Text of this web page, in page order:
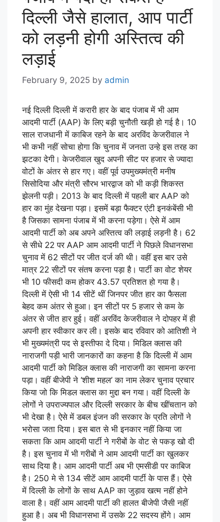
दिल्ली जैसे हालात, आप पार्टी
को लड़नी होगी अस्तित्व की
लड़ाई
February 9, 2025 by admin
नई दिल्ली दिल्ली में करारी हार के बाद पंजाब में भी आम
आदमी पार्टी (AAP) के लिए बड़ी चुनौती खड़ी हो गई है। 10
साल राजधानी में काबिज रहने के बाद अरविंद केजरीवाल ने
भी कभी नहीं सोचा होगा कि चुनाव में जनता उन्हे इस तरह का
झटका देगी। केजरीवाल खुद अपनी सीट पर हजार से ज्यादा
वोटों के अंतर से हार गए। वहीं पूर्व उपमुख्यमंत्री मनीष
सिसोदिया और मंत्री सौरभ भारद्वाज को भी कड़ी शिकस्त
झेलनी पड़ी। 2013 के बाद दिल्ली में पहली बार AAP को
हार का मुंह देखना पड़ा। इसमें बड़ा फैक्टर एंटी इनकंबेंसी भी
है जिसका सामना पंजाब में भी करना पड़ेगा। ऐसे में आम
आदमी पार्टी को अब अपने अस्तित्व की लड़ाई लड़नी है। 62
से सीधे 22 पर AAP आम आदमी पार्टी ने पिछले विधानसभा
चुनाव में 62 सीटों पर जीत दर्ज की थी। वहीं इस बार उसे
मात्र 22 सीटों पर संतष करना पड़ा है। पार्टी का वोट शेयर
भी 10 फीसदी कम होकर 43.57 प्रतिशत हो गया है।
दिल्ली में ऐसी भी 14 सीटें थीं जिनपर जीत हार का फैसला
बेहद कम अंतर से हुआ। इन सीटों पर 5 हजार से कम के
अंतर से जीत हार हुई। वहीं अरविंद केजरीवाल ने दोपहर में ही
अपनी हार स्वीकार कर ली। इसके बाद रविवार को आतिशी ने
भी मुख्यमंत्री पद से इस्तीफा दे दिया। मिडिल क्लास की
नाराजगी पड़ी भारी जानकारों का कहना है कि दिल्ली में आम
आदमी पार्टी को मिडिल क्लास की नाराजगी का सामना करना
पड़ा। वहीं बीजेपी ने ‘शीश महल’ का नाम लेकर चुनाव प्रचार
किया जो कि मिडल क्लास का मुद्दा बन गया। वहीं दिल्ली के
लोगों ने उपराज्यपाल और दिल्ली सरकार के बीच खींचतान को
भी देखा है। ऐसे में डबल इंजन की सरकार के प्रति लोगों ने
भरोसा जता दिया। इस बात से भी इनकार नहीं किया जा
सकता कि आम आदमी पार्टी ने गरीबों के वोट से पकड़ खो दी
है। इस चुनाव में भी गरीबों ने आम आदमी पार्टी का खुलकर
साथ दिया है। आम आदमी पार्टी अब भी एमसीडी पर काबिज
है। 250 मे से 134 सीटें आम आदमी पार्टी के पास हैं। ऐसे
में दिल्ली के लोगों के साथ AAP का जुड़ाव खत्म नहीं होने
वाला है। वहीं आम आदमी पार्टी की हालत बीजेपी जैसी नहीं
हुआ है। अब भी विधानसभा में उसके 22 सदस्य होंगे। आम